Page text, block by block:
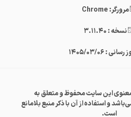
مرورگر: Chrome
نسخه : 3.11.40
: 1405/03/06
این سایت محفوظ و متعلق به
و استفاده از آن با ذکر منبع بلامانع
است.